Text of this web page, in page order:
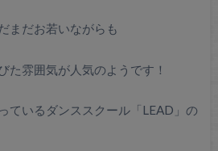
まだお若いながらも
た雰囲気が人気のようです！
ているダンススクール「LEAD」の